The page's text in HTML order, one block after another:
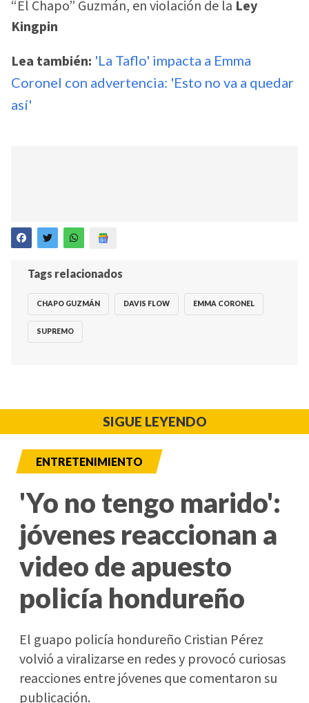
“El Chapo” Guzmán, en violación de la Ley
Kingpin
Lea también: 'La Taflo' impacta a Emma
Coronel con advertencia: 'Esto no va a quedar
así'
Tags relacionados
CHAPO GUZMÁN DAVIS FLOW EMMA CORONEL
SUPREMO
SIGUE LEYENDO
ENTRETENIMIENTO
'Yo no tengo marido':
jóvenes reaccionan a
video de apuesto
policía hondureño
El guapo policía hondureño Cristian Pérez
volvió a viralizarse en redes y provocó curiosas
reacciones entre jóvenes que comentaron su
publicación.